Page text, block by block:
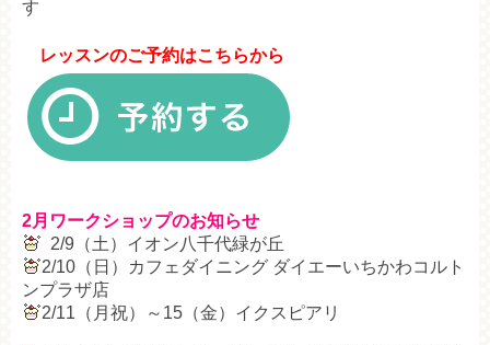
す
レッスンのご予約はこちらから
2月ワークショップのお知らせ
2/9（土）イオン八千代緑が丘
2/10（日）カフェダイニング ダイエーいちかわコルト
ンプラザ店
2/11（月祝）～15（金）イクスピアリ